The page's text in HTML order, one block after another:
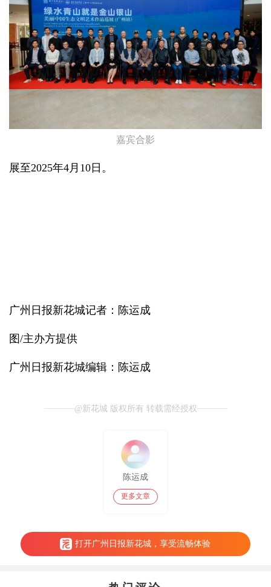
嘉宾合影
展至2025年4月10日。
广州日报新花城记者：陈运成
图/主办方提供
广州日报新花城编辑：陈运成
@新花城 版权所有 转载需经授权
陈运成
更多文章
打开广州日报新花城，享受流畅体验